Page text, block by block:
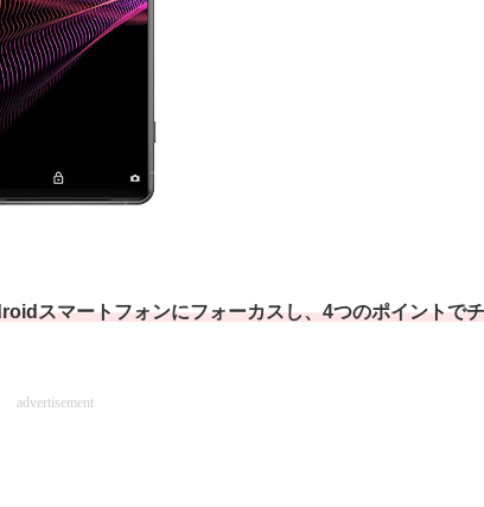
スマートフォンにフォーカスし、4つのポイントでチ
advertisement